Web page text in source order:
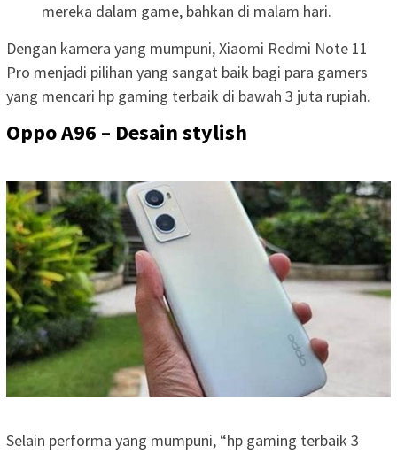
mereka dalam game, bahkan di malam hari.
Dengan kamera yang mumpuni, Xiaomi Redmi Note 11
Pro menjadi pilihan yang sangat baik bagi para gamers
yang mencari hp gaming terbaik di bawah 3 juta rupiah.
Oppo A96 – Desain stylish
Selain performa yang mumpuni, “hp gaming terbaik 3